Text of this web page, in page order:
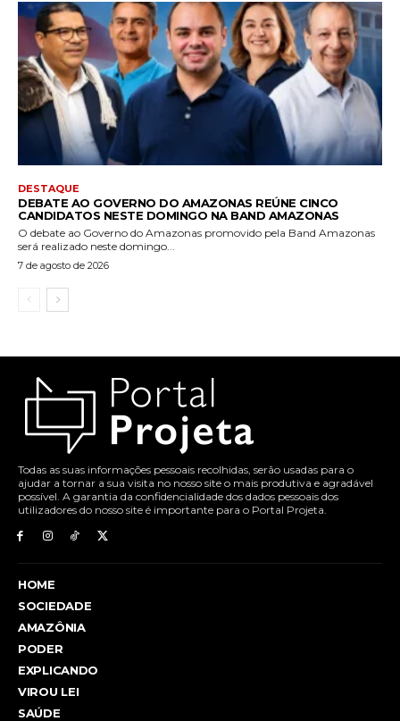
DESTAQUE
DEBATE AO GOVERNO DO AMAZONAS REÚNE CINCO
CANDIDATOS NESTE DOMINGO NA BAND AMAZONAS
O debate ao Governo do Amazonas promovido pela Band Amazonas
será realizado neste domingo...
7 de agosto de 2026
Todas as suas informações pessoais recolhidas, serão usadas para o
ajudar a tornar a sua visita no nosso site o mais produtiva e agradável
possível. A garantia da confidencialidade dos dados pessoais dos
utilizadores do nosso site é importante para o Portal Projeta.
HOME
SOCIEDADE
AMAZÔNIA
PODER
EXPLICANDO
VIROU LEI
SAÚDE